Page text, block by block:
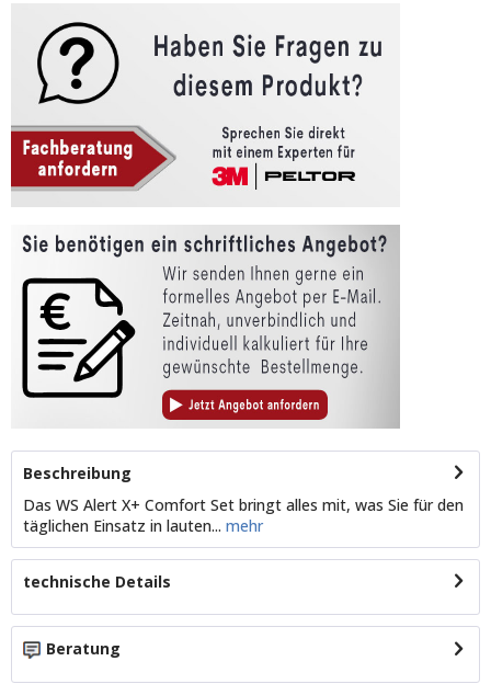
Beschreibung
Das WS Alert X+ Comfort Set bringt alles mit, was Sie für den
täglichen Einsatz in lauten... mehr
technische Details
Beratung